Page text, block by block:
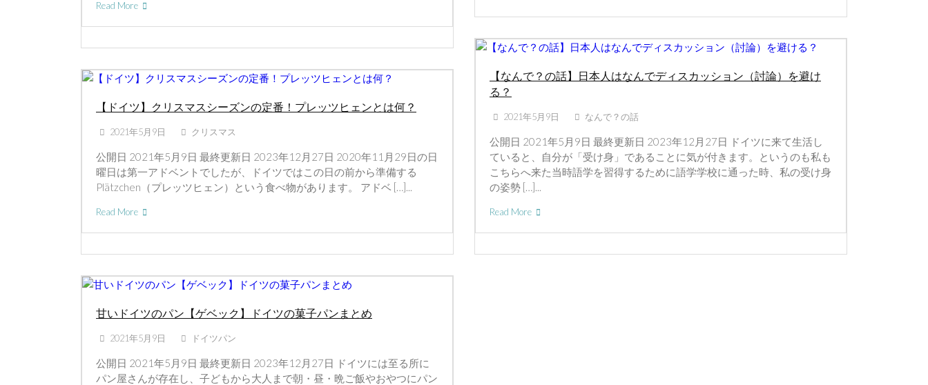
Read More
【ドイツ】クリスマスシーズンの定番！プレッツヒェンとは何？
2021年5月9日 クリスマス
公開日 2021年5月9日 最終更新日 2023年12月27日 2020年11月29日の日
曜日は第一アドベントでしたが、ドイツではこの日の前から準備する
Plätzchen（プレッツヒェン）という食べ物があります。 アドベ […]...
Read More
甘いドイツのパン【ゲベック】ドイツの菓子パンまとめ
2021年5月9日 ドイツパン
公開日 2021年5月9日 最終更新日 2023年12月27日 ドイツには至る所に
パン屋さんが存在し、子どもから大人まで朝・昼・晩ご飯やおやつにパン
【なんで？の話】日本人はなんでディスカッション（討論）を避け
る？
2021年5月9日 なんで？の話
公開日 2021年5月9日 最終更新日 2023年12月27日 ドイツに来て生活し
ていると、自分が「受け身」であることに気が付きます。というのも私も
こちらへ来た当時語学を習得するために語学学校に通った時、私の受け身
の姿勢 […]...
Read More